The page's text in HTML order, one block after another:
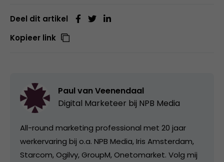
Deel dit artikel
Kopieer link
Paul van Veenendaal
Digital Marketeer bij NPB Media
All-round marketing professional met 20 jaar
werkervaring bij o.a. NPB Media, Iris Amsterdam,
Starcom, Ogilvy, GroupM, Onetomarket. Volg mij